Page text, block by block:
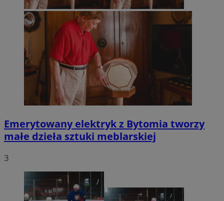
Emerytowany elektryk z Bytomia tworzy
małe dzieła sztuki meblarskiej
3